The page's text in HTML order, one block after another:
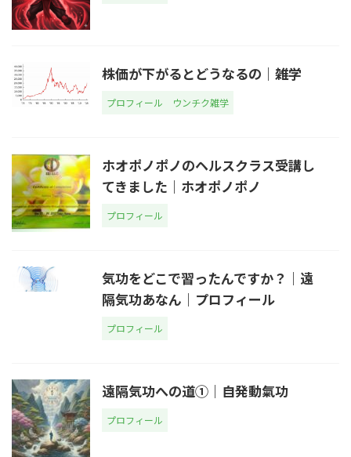
株価が下がるとどうなるの｜雑学
プロフィール ウンチク雑学
ホオポノポノのヘルスクラス受講し
てきました｜ホオポノポノ
プロフィール
気功をどこで習ったんですか？｜遠
隔気功あなん｜プロフィール
プロフィール
遠隔気功への道①｜自発動氣功
プロフィール